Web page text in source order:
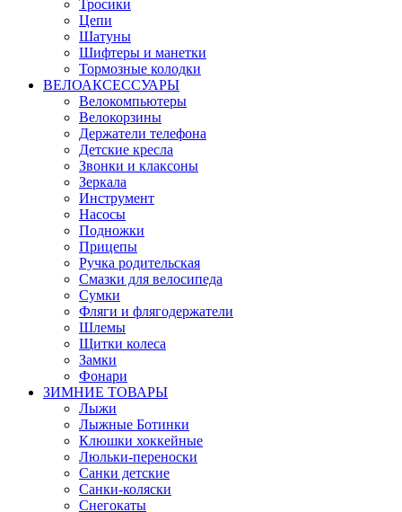
Тросики
Цепи
Шатуны
Шифтеры и манетки
Тормозные колодки
ВЕЛОАКСЕССУАРЫ
Велокомпьютеры
Велокорзины
Держатели телефона
Детские кресла
Звонки и клаксоны
Зеркала
Инструмент
Насосы
Подножки
Прицепы
Ручка родительская
Смазки для велосипеда
Сумки
Фляги и флягодержатели
Шлемы
Щитки колеса
Замки
Фонари
ЗИМНИЕ ТОВАРЫ
Лыжи
Лыжные Ботинки
Клюшки хоккейные
Люльки-переноски
Санки детские
Санки-коляски
Снегокаты